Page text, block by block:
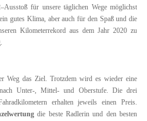
für unsere täglichen Wege möglichst
gutes Klima, aber auch für den Spaß und die
Kilometerrekord aus dem Jahr 2020 zu
Weg das Ziel. Trotzdem wird es wieder eine
Unter-, Mittel- und Oberstufe. Die drei
erhalten jeweils einen Preis.
die beste Radlerin und den besten